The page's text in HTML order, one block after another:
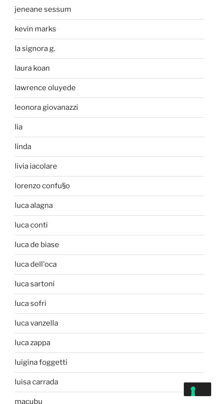
jeneane sessum
kevin marks
la signora g.
laura koan
lawrence oluyede
leonora giovanazzi
lia
linda
livia iacolare
lorenzo confu§o
luca alagna
luca conti
luca de biase
luca dell'oca
luca sartoni
luca sofri
luca vanzella
luca zappa
luigina foggetti
luisa carrada
macubu